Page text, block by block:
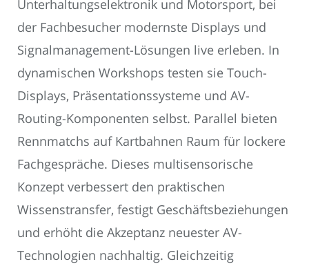
Unterhaltungselektronik und Motorsport, bei
der Fachbesucher modernste Displays und
Signalmanagement-Lösungen live erleben. In
dynamischen Workshops testen sie Touch-
Displays, Präsentationssysteme und AV-
Routing-Komponenten selbst. Parallel bieten
Rennmatchs auf Kartbahnen Raum für lockere
Fachgespräche. Dieses multisensorische
Konzept verbessert den praktischen
Wissenstransfer, festigt Geschäftsbeziehungen
und erhöht die Akzeptanz neuester AV-
Technologien nachhaltig. Gleichzeitig